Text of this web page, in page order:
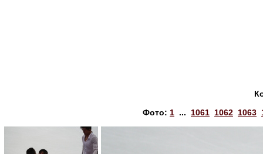
Фото: 1 ... 1061 1062 1063